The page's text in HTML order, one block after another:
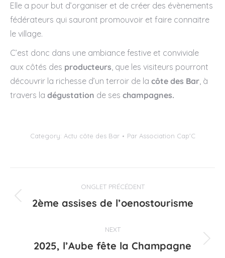
Elle a pour but d’organiser et de créer des évènements
fédérateurs qui sauront promouvoir et faire connaitre
le village.
C’est donc dans une ambiance festive et conviviale
aux côtés des producteurs, que les visiteurs pourront
découvrir la richesse d’un terroir de la côte des Bar, à
travers la dégustation de ses champagnes.
Category: Actu côte des Bar Par Association Cap'C
de
commentaire
ONGLET PRÉCÉDENT
Onglet
2ème assises de l’oenostourisme
NEXT
Projets
2025, l’Aube fête la Champagne